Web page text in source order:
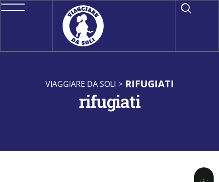
VIAGGIARE DA SOLI > RIFUGIATI
rifugiati